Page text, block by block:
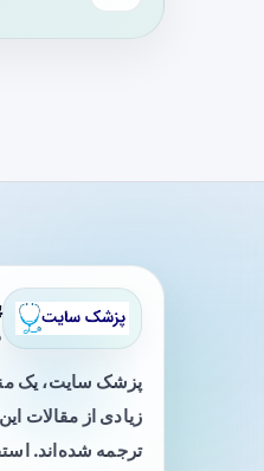
پزشک سایت، یک
زیادی از مقالات
ترجمه شده‌اند.